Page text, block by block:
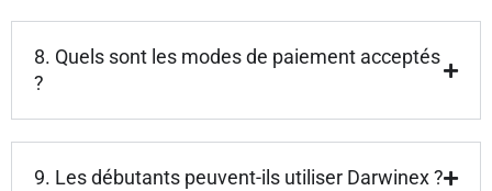
8. Quels sont les modes de paiement acceptés
?
9. Les débutants peuvent-ils utiliser Darwinex ?